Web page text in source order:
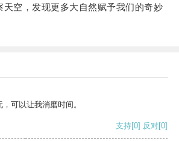
空，发现更多大自然赋予我们的奇妙
可以让我消磨时间。
支持[0] 反对[0]